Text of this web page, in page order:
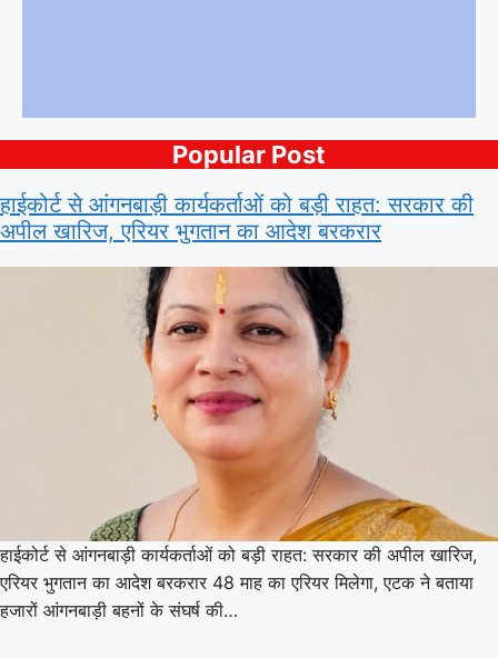
Popular Post
हाईकोर्ट से आंगनबाड़ी कार्यकर्ताओं को बड़ी राहत: सरकार की
अपील खारिज, एरियर भुगतान का आदेश बरकरार
हाईकोर्ट से आंगनबाड़ी कार्यकर्ताओं को बड़ी राहत: सरकार की अपील खारिज,
एरियर भुगतान का आदेश बरकरार 48 माह का एरियर मिलेगा, एटक ने बताया
हजारों आंगनबाड़ी बहनों के संघर्ष की…